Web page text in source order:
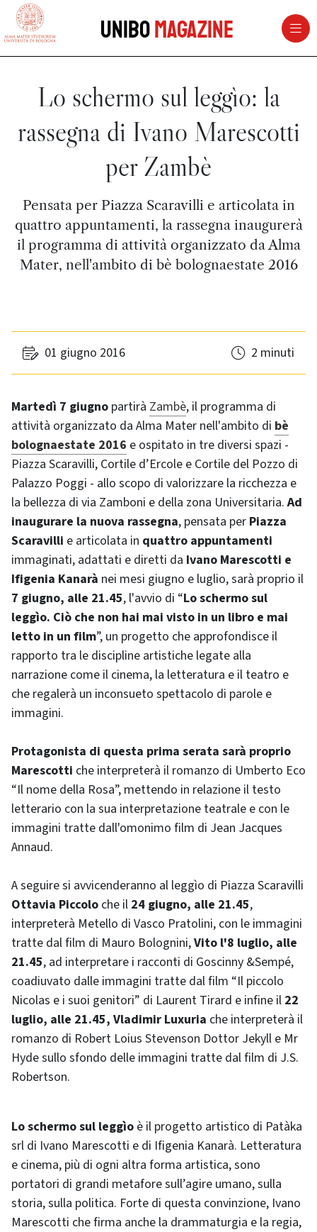
vai al contenuto della pagina
UniboMagazine
Lo schermo sul leggìo: la
rassegna di Ivano Marescotti
per Zambè
Pensata per Piazza Scaravilli e articolata in
quattro appuntamenti, la rassegna inaugurerà
il programma di attività organizzato da Alma
Mater, nell'ambito di bè bolognaestate 2016
01 giugno 2016 2 minuti
Martedì 7 giugno partirà Zambè, il programma di
attività organizzato da Alma Mater nell'ambito di bè
bolognaestate 2016 e ospitato in tre diversi spazi -
Piazza Scaravilli, Cortile d’Ercole e Cortile del Pozzo di
Palazzo Poggi - allo scopo di valorizzare la ricchezza e
la bellezza di via Zamboni e della zona Universitaria.Ad
inaugurare la nuova rassegna, pensata per Piazza
Scaravilli e articolata in quattro appuntamenti
immaginati, adattati e diretti da Ivano Marescotti e
Ifigenia Kanarà nei mesi giugno e luglio, sarà proprio il
7 giugno, alle 21.45, l'avvio di “Lo schermo sul
leggìo. Ciò che non hai mai visto in un libro e mai
letto in un film”, un progetto che approfondisce il
rapporto tra le discipline artistiche legate alla
narrazione come il cinema, la letteratura e il teatro e
che regalerà un inconsueto spettacolo di parole e
immagini.
Protagonista di questa prima serata sarà proprio
Marescotti che interpreterà il romanzo di Umberto Eco
“Il nome della Rosa”, mettendo in relazione il testo
letterario con la sua interpretazione teatrale e con le
immagini tratte dall'omonimo film di Jean Jacques
Annaud.
A seguire si avvicenderanno al leggìo di Piazza Scaravilli
Ottavia Piccolo che il 24 giugno, alle 21.45,
interpreterà Metello di Vasco Pratolini, con le immagini
tratte dal film di Mauro Bolognini,Vito l'8 luglio, alle
21.45, ad interpretare i racconti di Goscinny &Sempé,
coadiuvato dalle immagini tratte dal film “Il piccolo
Nicolas e i suoi genitori” di Laurent Tirard e infine il 22
luglio, alle 21.45, Vladimir Luxuria che interpreterà il
romanzo di Robert Loius Stevenson Dottor Jekyll e Mr
Hyde sullo sfondo delle immagini tratte dal film di J.S.
Robertson.
Lo schermo sul leggìo è il progetto artistico di Patàka
srl di Ivano Marescotti e di Ifigenia Kanarà. Letteratura
e cinema, più di ogni altra forma artistica, sono
portatori di grandi metafore sull’agire umano, sulla
storia, sulla politica. Forte di questa convinzione, Ivano
Marescotti che firma anche la drammaturgia e la regia,